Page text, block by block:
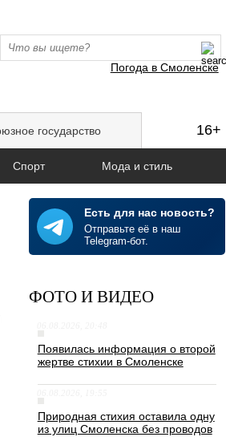
Погода в Смоленске
16+
государство
Спорт Мода и стиль
Есть для нас новость?
Отправьте её в наш
Telegram-бот.
ФОТО И ВИДЕО
Появилась информация о второй
жертве стихии в Смоленске
Природная стихия оставила одну
из улиц Смоленска без проводов